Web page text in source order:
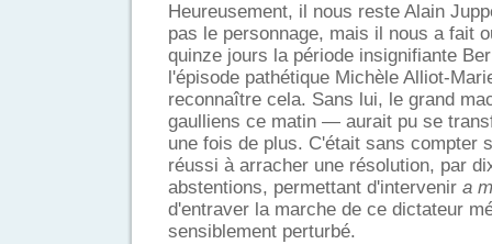
Heureusement, il nous reste Alain
pas le personnage, mais il nous a fait
quinze jours la période insignifiante
l'épisode pathétique Michèle Alliot-
reconnaître cela. Sans lui, le grand
gaulliens ce matin — aurait pu se
une fois de plus. C'était sans compter
réussi à arracher une résolution, par
abstentions, permettant d'intervenir a
d'entraver la marche de ce dictateur
sensiblement perturbé.